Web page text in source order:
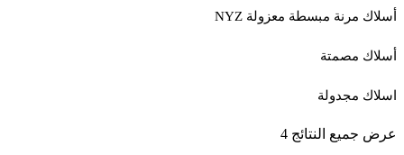
أسلاك مرنة مبسطة معزولة NYZ
أسلاك مصمتة
اسلاك مجدولة
عرض جميع النتائج 4